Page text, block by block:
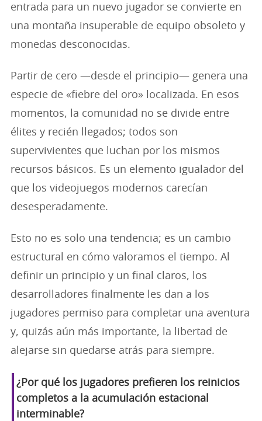
entrada para un nuevo jugador se convierte en
una montaña insuperable de equipo obsoleto y
monedas desconocidas.
Partir de cero —desde el principio— genera una
especie de «fiebre del oro» localizada. En esos
momentos, la comunidad no se divide entre
élites y recién llegados; todos son
supervivientes que luchan por los mismos
recursos básicos. Es un elemento igualador del
que los videojuegos modernos carecían
desesperadamente.
Esto no es solo una tendencia; es un cambio
estructural en cómo valoramos el tiempo. Al
definir un principio y un final claros, los
desarrolladores finalmente les dan a los
jugadores permiso para completar una aventura
y, quizás aún más importante, la libertad de
alejarse sin quedarse atrás para siempre.
¿Por qué los jugadores prefieren los reinicios
completos a la acumulación estacional
interminable?